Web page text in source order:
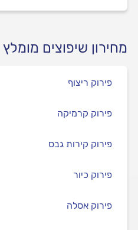
מחירון שיפוצים מומלץ
פירוק ריצוף
פירוק קרמיקה
פירוק קירות גבס
פירוק כיור
פירוק אסלה